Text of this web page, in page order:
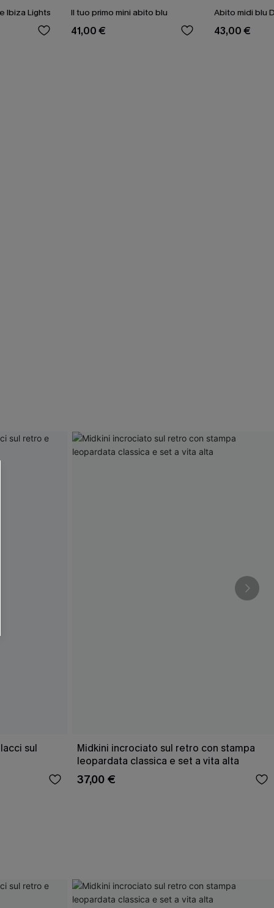
Ibiza Lights Il tuo primo mini abito blu
41,00 €
Abito midi blu
43,00 €
sul
Midkini incrociato sul retro con stampa
leopardata classica e set a vita alta
37,00 €